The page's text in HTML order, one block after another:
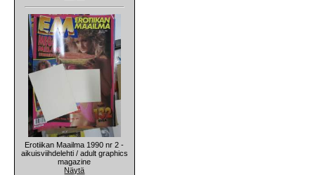
Erotiikan Maailma 1990 nr 2 -
aikuisviihdelehti / adult graphics
magazine
Näytä